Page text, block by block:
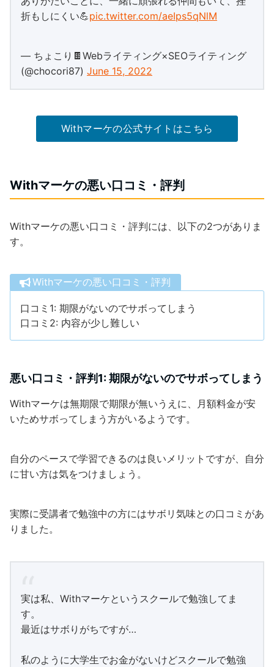
折もしにくい💪pic.twitter.com/aeIps5qNlM
— ちょこり🍫Webライティング×SEOライティング
(@chocori87) June 15, 2022
Withマーケの公式サイトはこちら
Withマーケの悪い口コミ・評判
Withマーケの悪い口コミ・評判には、以下の2つがありま
す。
Withマーケの悪い口コミ・評判
口コミ1: 期限がないのでサボってしまう
口コミ2: 内容が少し難しい
悪い口コミ・評判1: 期限がないのでサボってしまう
Withマーケは無期限で期限が無いうえに、月額料金が安
いためサボってしまう方がいるようです。
自分のペースで学習できるのは良いメリットですが、自分
に甘い方は気をつけましょう。
実際に受講者で勉強中の方にはサボリ気味との口コミがあ
りました。
実は私、Withマーケというスクールで勉強してま
す。
最近はサボりがちですが…
私のように大学生でお金がないけどスクールで勉強